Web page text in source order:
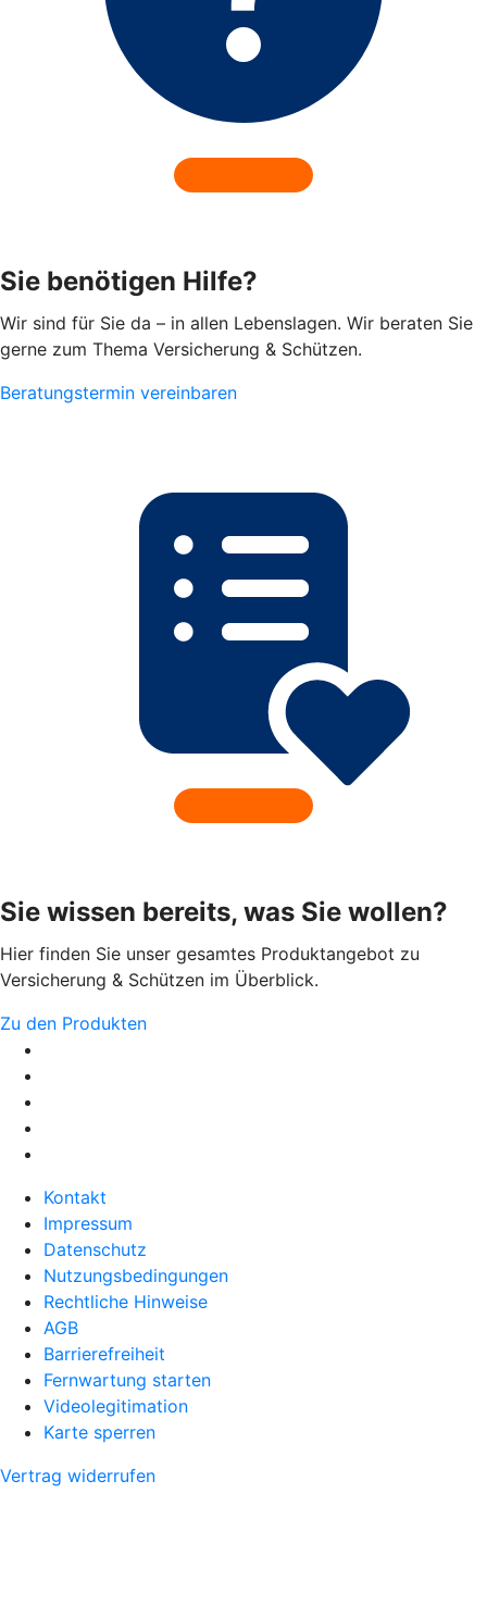
Sie benötigen Hilfe?
Wir sind für Sie da – in allen Lebenslagen. Wir beraten Sie
gerne zum Thema Versicherung & Schützen.
Beratungstermin vereinbaren
Sie wissen bereits, was Sie wollen?
Hier finden Sie unser gesamtes Produktangebot zu
Versicherung & Schützen im Überblick.
Zu den Produkten
Kontakt
Impressum
Datenschutz
Nutzungsbedingungen
Rechtliche Hinweise
AGB
Barrierefreiheit
Fernwartung starten
Videolegitimation
Karte sperren
Vertrag widerrufen